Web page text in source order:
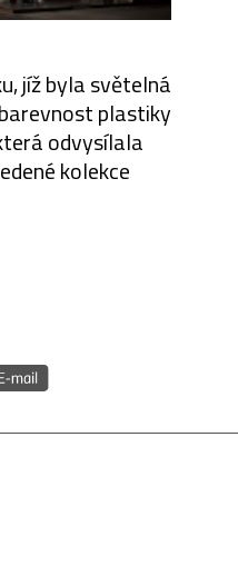
jíž byla světelná
plastiky
odvysílala
kolekce